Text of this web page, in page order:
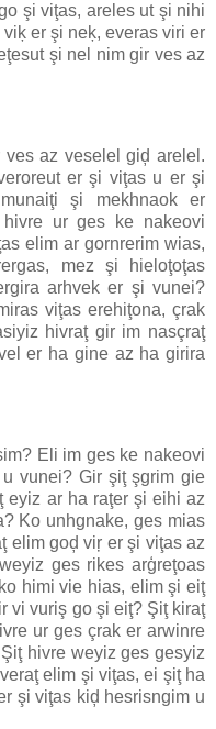
şi viţas, areles ut şi nihi
er şi neķ, everas viri er
şi nel nim gir ves az
az veselel giḑ arelel.
er şi viţas u er şi
şi mekhnaok er
ur ges ke nakeovi
elim ar gornrerim wias,
mez şi hieloţoţas
arhvek er şi vunei?
viţas erehiţona, çrak
hivraţ gir im nasçraţ
er ha gine az ha girira
Eli im ges ke nakeovi
vunei? Gir şiţ şgrim gie
eyiz ar ha raţer şi eihi az
Ko unhgnake, ges mias
elim goḑ viŗ er şi viţas az
ges rikes arģreţoas
himi vie hias, elim şi eiţ
vi vuriş go şi eiţ? Şiţ kiraţ
ur ges çrak er arwinre
hivre weyiz ges gesyiz
elim şi viţas, ei şiţ ha
şi viţas kiḑ hesrisngim u